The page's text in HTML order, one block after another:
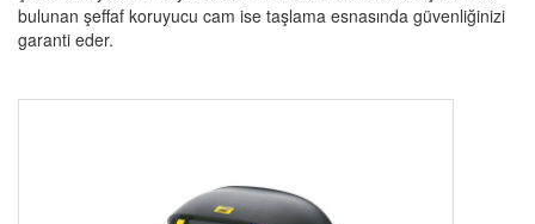
bulunan şeffaf koruyucu cam ise taşlama esnasında güvenliğinizi
garanti eder.